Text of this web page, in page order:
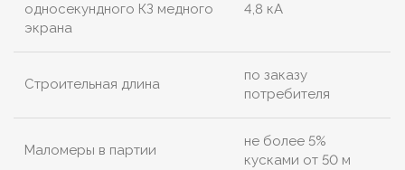
односекундного КЗ медного
экрана
4,8 кА
Строительная длина
по заказу
потребителя
Маломеры в партии
не более 5%
кусками от 50 м